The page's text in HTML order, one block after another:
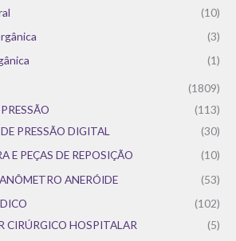
(10)
(3)
(1)
(1809)
(113)
PRESSÃO DIGITAL
(30)
E PEÇAS DE REPOSIÇÃO
(10)
ANERÓIDE
(53)
(102)
CIRÚRGICO HOSPITALAR
(5)